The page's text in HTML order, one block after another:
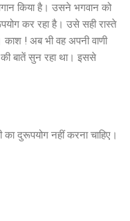
किया है। उसने भगवान को
कर रहा है। उसे सही रास्ते
! अब भी वह अपनी वाणी
बातें सुन रहा था। इससे
का दुरूपयोग नहीं करना चाहिए।